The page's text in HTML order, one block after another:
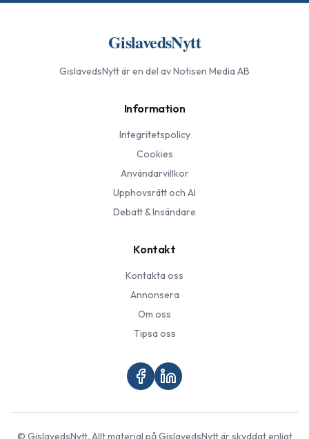
GislavedsNytt
GislavedsNyttär en del av Notisen Media AB
Information
Integritetspolicy
Cookies
Användarvillkor
Upphovsrätt och AI
Debatt & Insändare
Kontakt
Kontakta oss
Annonsera
Om oss
Tipsa oss
© GislavedsNytt. Allt material påGislavedsNyttär skyddat enligt